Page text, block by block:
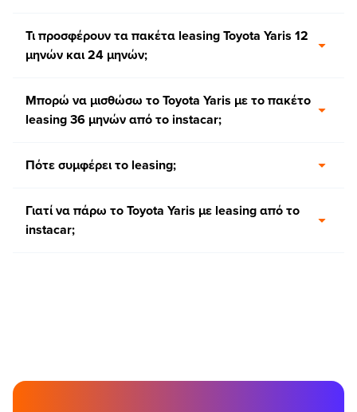
Τι προσφέρουν τα πακέτα leasing Toyota Yaris 12
μηνών και 24 μηνών;
Μπορώ να μισθώσω το Toyota Yaris με το πακέτο
leasing 36 μηνών από το instacar;
Πότε συμφέρει το leasing;
Γιατί να πάρω το Toyota Yaris με leasing από το
instacar;